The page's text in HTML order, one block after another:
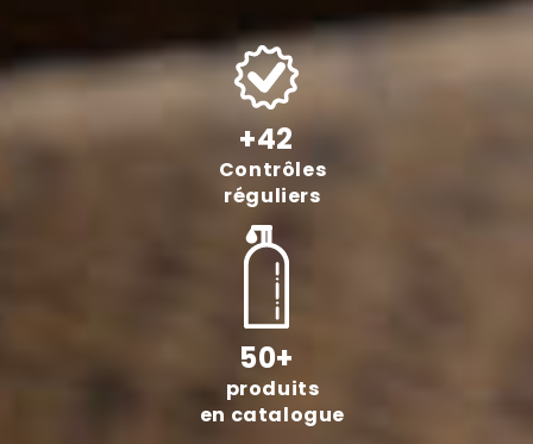
+42
Contrôles
réguliers
50+
produits
en catalogue